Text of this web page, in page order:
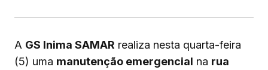
A GS Inima SAMAR realiza nesta quarta-feira
(5) uma manutenção emergencial na rua